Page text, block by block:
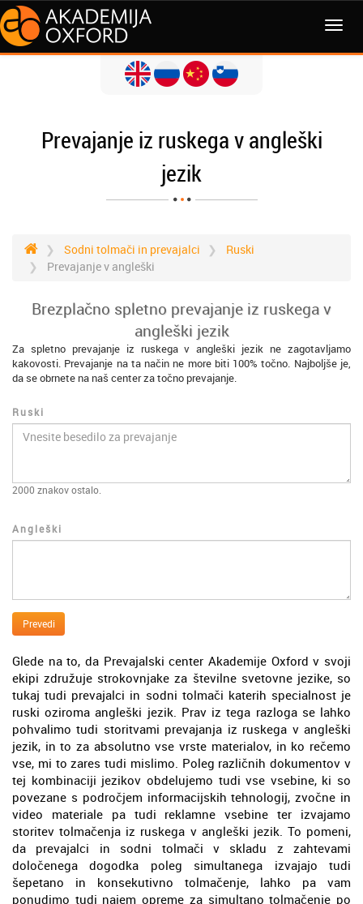
MENI
Prevajanje iz ruskega v angleški
jezik
Sodni tolmači in prevajalci
Ruski
Prevajanje v angleški
Brezplačno spletno prevajanje iz ruskega v
angleški jezik
Za spletno prevajanje iz ruskega v angleški jezik ne zagotavljamo
kakovosti. Prevajanje na ta način ne more biti 100% točno. Najboljše je,
da se obrnete na naš center za točno prevajanje.
Ruski
2000 znakov ostalo.
Angleški
Prevedi
Glede na to, da Prevajalski center Akademije Oxford v svoji
ekipi združuje strokovnjake za številne svetovne jezike, so
tukaj tudi prevajalci in sodni tolmači katerih specialnost je
ruski oziroma angleški jezik. Prav iz tega razloga se lahko
pohvalimo tudi storitvami prevajanja iz ruskega v angleški
jezik, in to za absolutno vse vrste materialov, in ko rečemo
vse, mi to zares tudi mislimo. Poleg različnih dokumentov v
tej kombinaciji jezikov obdelujemo tudi vse vsebine, ki so
povezane s področjem informacijskih tehnologij, zvočne in
video materiale pa tudi reklamne vsebine ter izvajamo
storitev tolmačenja iz ruskega v angleški jezik. To pomeni,
da prevajalci in sodni tolmači v skladu z zahtevami
določenega dogodka poleg simultanega izvajajo tudi
šepetano in konsekutivno tolmačenje, lahko pa vam
ponudimo tudi najem opreme za simultano tolmačenje po